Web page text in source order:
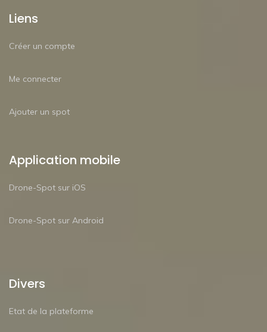
Liens
Créer un compte
Me connecter
Ajouter un spot
Application mobile
Drone-Spot sur iOS
Drone-Spot sur Android
Divers
Etat de la plateforme